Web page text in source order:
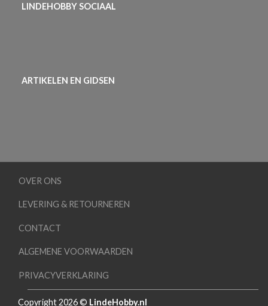
LINDEHOBBY SOCIAAL
ARTIKELEN EN GIDSEN
OVER ONS
LEVERING & RETOURNEREN
CONTACT
ALGEMENE VOORWAARDEN
PRIVACYVERKLARING
Copyright 2026 © LindeHobby.nl